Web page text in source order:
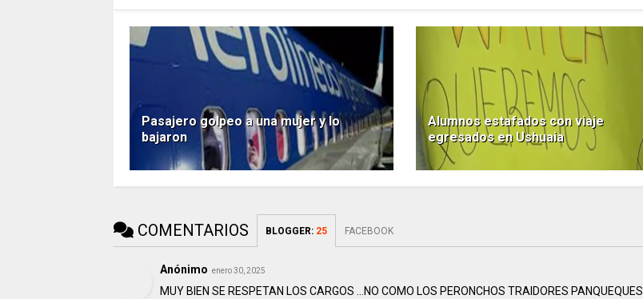
Pasajero golpeo a una mujer y lo
bajaron
Alumnos estafados con viaje
egresados en Ushuaia
COMENTARIOS BLOGGER: 25 FACEBOOK
Anónimo enero 30, 2025
MUY BIEN SE RESPETAN LOS CARGOS …NO COMO LOS PERONCHOS TRAIDORES PANQUEQUES